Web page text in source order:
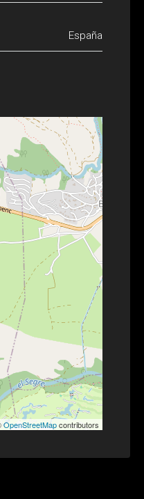
España
OpenStreetMapcontributors